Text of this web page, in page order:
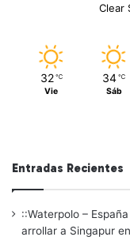
Clear
32 ℃
Vie
34 ℃
Sáb
Entradas Recientes
::Waterpolo –
arrollar a Singapur